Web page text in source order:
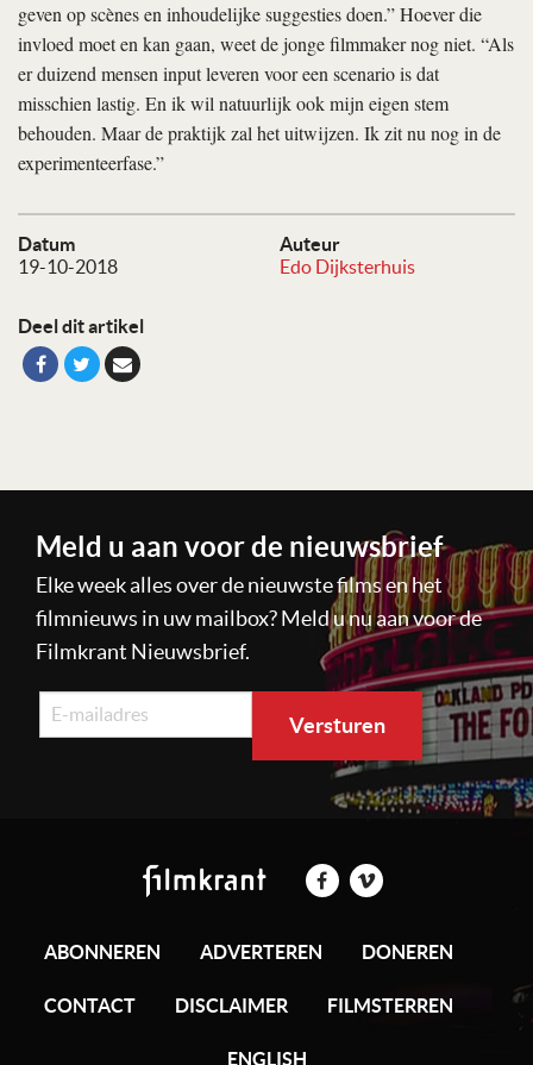
Datum
19-10-2018
Auteur
Edo Dijksterhuis
Deel dit artikel
geven op scènes en inhoudelijke suggesties doen.” Hoever die
invloed moet en kan gaan, weet de jonge filmmaker nog niet. “Als
er duizend mensen input leveren voor een scenario is dat
misschien lastig. En ik wil natuurlijk ook mijn eigen stem
behouden. Maar de praktijk zal het uitwijzen. Ik zit nu nog in de
experimenteerfase.”
Meld u aan voor de nieuwsbrief
Elke week alles over de nieuwste films en het
filmnieuws in uw mailbox? Meld u nu aan voor de
Filmkrant Nieuwsbrief.
ABONNEREN ADVERTEREN DONEREN
CONTACT DISCLAIMER FILMSTERREN
ENGLISH